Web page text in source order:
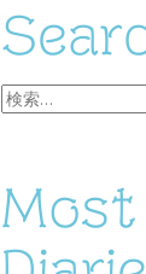
検
索:
Most